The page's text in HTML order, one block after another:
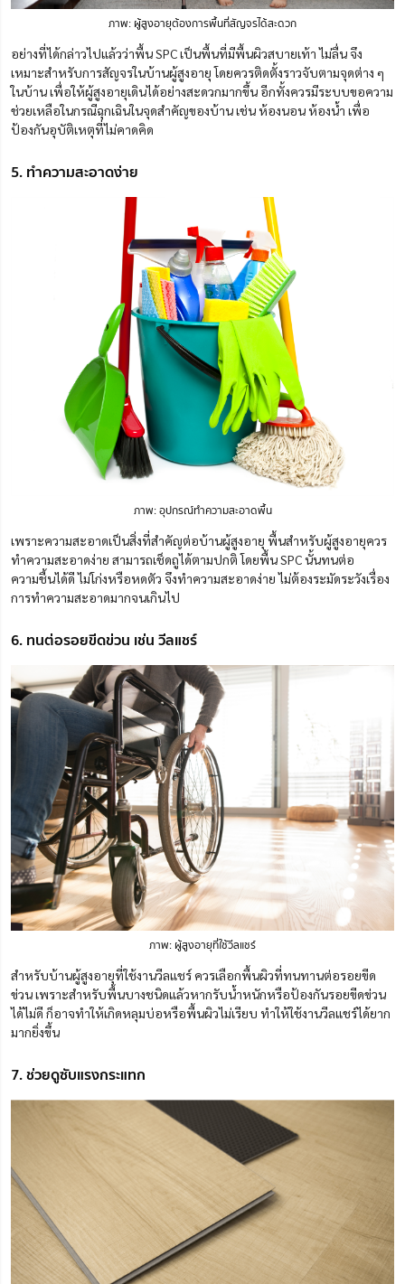
ภาพ: ผู้สูงอายุต้องการพื้นที่สัญจรได้สะดวก
อย่างที่ได้กล่าวไปแล้วว่าพื้น SPC เป็นพื้นที่มีพื้นผิวสบายเท้า ไม่ลื่น จึง
เหมาะสำหรับการสัญจรในบ้านผู้สูงอายุ โดยควรติดตั้งราวจับตามจุดต่าง ๆ
ในบ้าน เพื่อให้ผู้สูงอายุเดินได้อย่างสะดวกมากขึ้น อีกทั้งควรมีระบบขอความ
ช่วยเหลือในกรณีฉุกเฉินในจุดสำคัญของบ้าน เช่น ห้องนอน ห้องน้ำ เพื่อ
ป้องกันอุบัติเหตุที่ไม่คาดคิด
5. ทำความสะอาดง่าย
ภาพ: อุปกรณ์ทำความสะอาดพื้น
เพราะความสะอาดเป็นสิ่งที่สำคัญต่อบ้านผู้สูงอายุ พื้นสำหรับผู้สูงอายุควร
ทำความสะอาดง่าย สามารถเช็ดถูได้ตามปกติ โดยพื้น SPC นั้นทนต่อ
ความชื้นได้ดี ไม่โก่งหรือหดตัว จึงทำความสะอาดง่าย ไม่ต้องระมัดระวังเรื่อง
การทำความสะอาดมากจนเกินไป
6. ทนต่อรอยขีดข่วน เช่น วีลแชร์
ภาพ: ผู้สูงอายุที่ใช้วีลแชร์
สำหรับบ้านผู้สูงอายุที่ใช้งานวีลแชร์ ควรเลือกพื้นผิวที่ทนทานต่อรอยขีด
ข่วน เพราะสำหรับพื้นบางชนิดแล้วหากรับน้ำหนักหรือป้องกันรอยขีดข่วน
ได้ไม่ดี ก็อาจทำให้เกิดหลุมบ่อหรือพื้นผิวไม่เรียบ ทำให้ใช้งานวีลแชร์ได้ยาก
มากยิ่งขึ้น
7. ช่วยดูซับแรงกระแทก